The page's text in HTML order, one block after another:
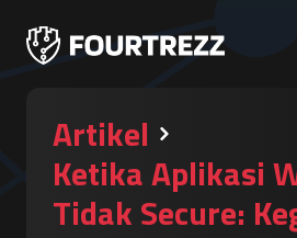
Artikel
Ketika Aplikasi
Tidak Secure: